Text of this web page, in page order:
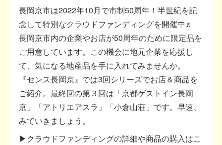
長岡京市は2022年10月で市制50周年！半世紀を記
念して特別なクラウドファンディングを開催中♬
長岡京市内の企業やお店が50周年のために限定品を
ご用意しています。この機会に地元企業を応援し
て、気になる地産品を手に入れてみませんか。
『センス長岡京』では3回シリーズでお店＆商品を
ご紹介。最終回の第３回は「京都ゲストイン長岡
京」「アトリエアスラ」「小倉山荘」です。早速、
みていきましょう。
▶クラウドファンディングの詳細や商品の購入はこ